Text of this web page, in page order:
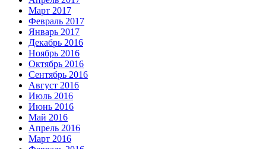
Март 2017
Февраль 2017
Январь 2017
Декабрь 2016
Ноябрь 2016
Октябрь 2016
Сентябрь 2016
Август 2016
Июль 2016
Июнь 2016
Май 2016
Апрель 2016
Март 2016